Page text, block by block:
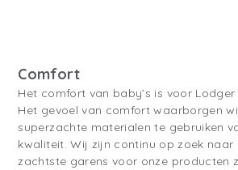
Comfort
Het comfort van baby’s is voor
Het gevoel van comfort waarborgen
superzachte materialen te gebruiken
kwaliteit. Wij zijn continu op zoek naar
zachtste garens voor onze producten